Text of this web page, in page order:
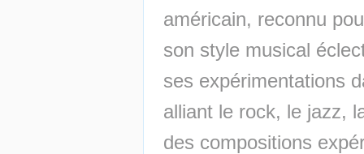
américain, reconnu
son style musical
ses expérimentations
alliant le rock, le jazz,
des compositions